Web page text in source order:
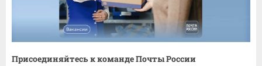
Присоединяйтесь к команде Почты России